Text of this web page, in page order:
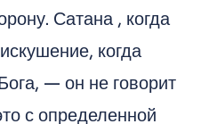
Сатана , когда
когда
— он не говорит
с определенной